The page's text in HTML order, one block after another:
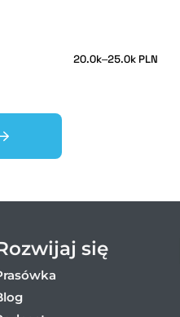
20.0k–25.0k PLN
się